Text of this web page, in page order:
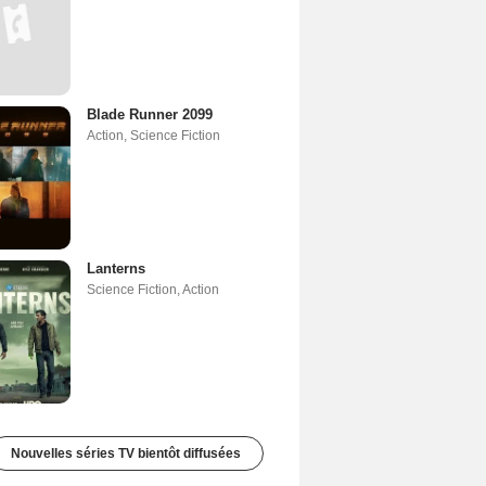
Blade Runner 2099
Action, Science Fiction
Lanterns
Science Fiction,Action
Nouvelles séries TV bientôt diffusées